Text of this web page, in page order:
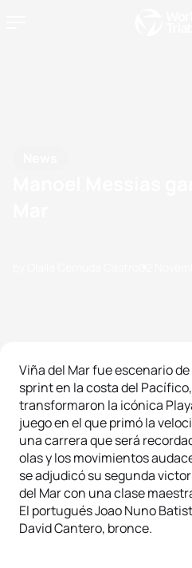
Viña del Mar fue escenario
sprint en la costa del
transformaron la icónica
juego en el que primó la
una carrera que será
olas y los movimientos
se adjudicó su segunda
del Mar con una clase
El portugués Joao Nuno
David Cantero, bronce.